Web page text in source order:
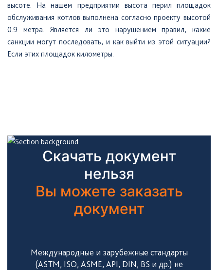
высоте. На нашем предприятии высота перил площадок
обслуживания котлов выполнена согласно проекту высотой
0.9 метра. Является ли это нарушением правил, какие
санкции могут последовать, и как выйти из этой ситуации?
Если этих площадок километры.
Скачать документ
нельзя
Вы можете заказать
документ
Международные и зарубежные стандарты
(ASTM, ISO, ASME, API, DIN, BS и др.) не